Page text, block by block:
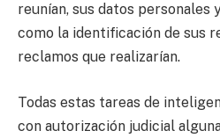
reunían, sus datos personales
como la identificación de sus
reclamos que realizarían.
Todas estas tareas de
con autorización judicial